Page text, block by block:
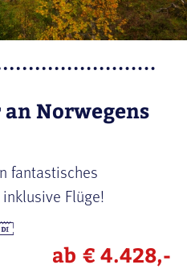
Norwegens
fantastisches
Flüge!
ab € 4.428,-